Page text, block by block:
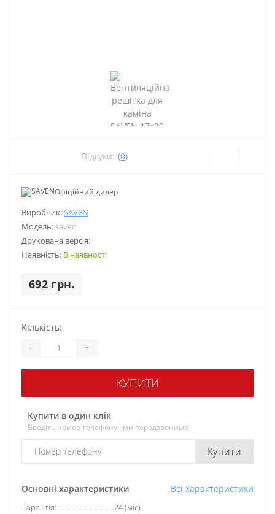
Відгуки: (0)
Виробник:SAVEN
Модель: saven
Друкована версія:
Наявність: В наявності
692 грн.
Офіційний дилер
Основні характеристики Всі характеристики
Гарантія:
24 (міс)
Кількість:
- +
КУПИТИ
Купити в один клік
Введіть номер телефону і ми передзвонимо
Купити